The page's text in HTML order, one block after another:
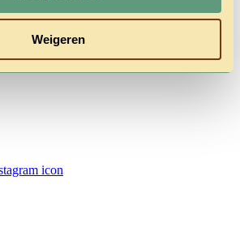
Weigeren